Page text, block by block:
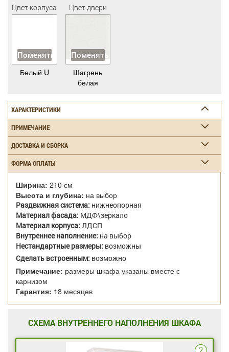
Цвет корпуса
Поменять
Белый U
Цвет двери
Поменять
Шагрень
белая
ХАРАКТЕРИСТИКИ
ПРИМЕЧАНИЕ
ДОСТАВКА И СБОРКА
ФОРМА ОПЛАТЫ
Ширина: 210 см
Высота и глубина: на выбор
Раздвижная система: нижнеопорная
Материал фасада: МДФ\зеркало
Материал корпуса: ЛДСП
Внутреннее наполнение: на выбор
Нестандартные размеры: возможны
Сделать встроенным: возможно
Примечание: размеры шкафа указаны вместе с
карнизом
Гарантия: 18 месяцев
СХЕМА ВНУТРЕННЕГО НАПОЛНЕНИЯ ШКАФА